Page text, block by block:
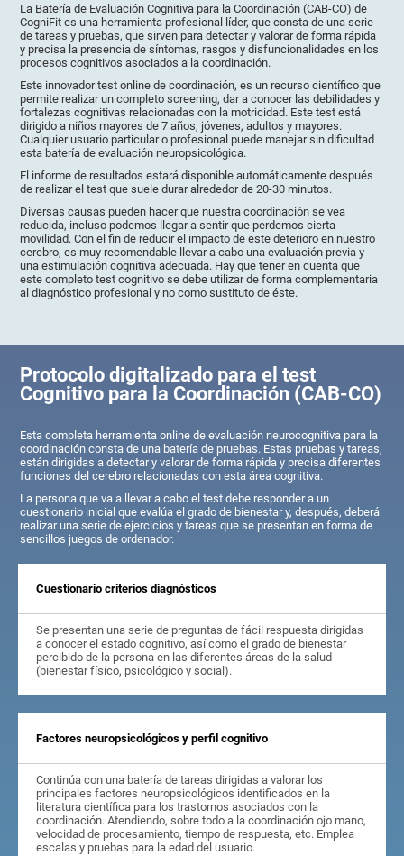
La Batería de Evaluación Cognitiva para la Coordinación (CAB-CO) de
CogniFit es una herramienta profesional líder, que consta de una serie
de tareas y pruebas, que sirven para detectar y valorar de forma rápida
y precisa la presencia de síntomas, rasgos y disfuncionalidades en los
procesos cognitivos asociados a la coordinación.
Este innovador test online de coordinación, es un recurso científico que
permite realizar un completo screening, dar a conocer las debilidades y
fortalezas cognitivas relacionadas con la motricidad. Este test está
dirigido a niños mayores de 7 años, jóvenes, adultos y mayores.
Cualquier usuario particular o profesional puede manejar sin dificultad
esta batería de evaluación neuropsicológica.
El informe de resultados estará disponible automáticamente después
de realizar el test que suele durar alrededor de 20-30 minutos.
Diversas causas pueden hacer que nuestra coordinación se vea
reducida, incluso podemos llegar a sentir que perdemos cierta
movilidad. Con el fin de reducir el impacto de este deterioro en nuestro
cerebro, es muy recomendable llevar a cabo una evaluación previa y
una estimulación cognitiva adecuada. Hay que tener en cuenta que
este completo test cognitivo se debe utilizar de forma complementaria
al diagnóstico profesional y no como sustituto de éste.
Protocolo digitalizado para el test
Cognitivo para la Coordinación (CAB-CO)
Esta completa herramienta online de evaluación neurocognitiva para la
coordinación consta de una batería de pruebas. Estas pruebas y tareas,
están dirigidas a detectar y valorar de forma rápida y precisa diferentes
funciones del cerebro relacionadas con esta área cognitiva.
La persona que va a llevar a cabo el test debe responder a un
cuestionario inicial que evalúa el grado de bienestar y, después, deberá
realizar una serie de ejercicios y tareas que se presentan en forma de
sencillos juegos de ordenador.
Cuestionario criterios diagnósticos
Se presentan una serie de preguntas de fácil respuesta dirigidas
a conocer el estado cognitivo, así como el grado de bienestar
percibido de la persona en las diferentes áreas de la salud
(bienestar físico, psicológico y social).
Factores neuropsicológicos y perfil cognitivo
Continúa con una batería de tareas dirigidas a valorar los
principales factores neuropsicológicos identificados en la
literatura científica para los trastornos asociados con la
coordinación. Atendiendo, sobre todo a la coordinación ojo mano,
velocidad de procesamiento, tiempo de respuesta, etc. Emplea
escalas y pruebas para la edad del usuario.